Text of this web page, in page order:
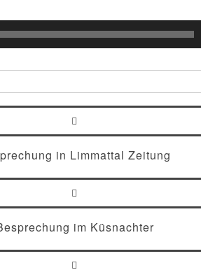
in Limmattal Zeitung
im Küsnachter